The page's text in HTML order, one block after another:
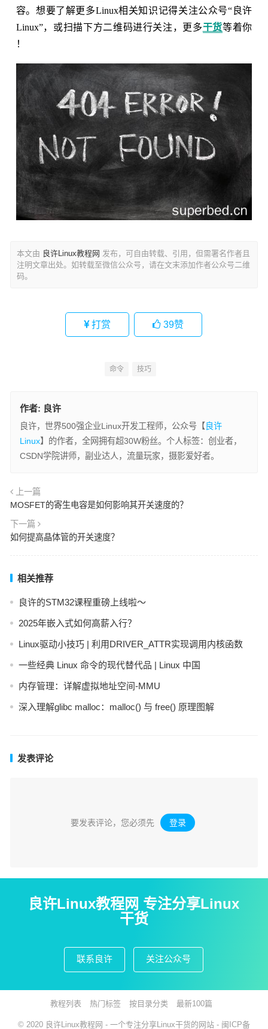
容。想要了解更多Linux相关知识记得关注公众号“良许
Linux”，或扫描下方二维码进行关注，更多干货等着你
！
本文由 良许Linux教程网 发布，可自由转载、引用，但需署名作者且
注明文章出处。如转载至微信公众号，请在文末添加作者公众号二维
码。
打赏 39赞
命令 技巧
作者: 良许
良许，世界500强企业Linux开发工程师，公众号【 良许
Linux】的作者，全网拥有超30W粉丝。个人标签：创业者，
CSDN学院讲师，副业达人，流量玩家，摄影爱好者。
上一篇
MOSFET的寄生电容是如何影响其开关速度的？
下一篇
如何提高晶体管的开关速度？
相关推荐
良许的STM32课程重磅上线啦～
2025年嵌入式如何高薪入行？
Linux驱动小技巧 | 利用DRIVER_ATTR实现调用内核函数
一些经典 Linux 命令的现代替代品 | Linux 中国
内存管理：详解虚拟地址空间-MMU
深入理解glibc malloc：malloc() 与 free() 原理图解
发表评论
要发表评论，您必须先 登录 。
良许Linux教程网 专注分享Linux
干货
联系良许 关注公众号
教程列表 热门标签 按目录分类 最新100篇
© 2020 良许Linux教程网 - 一个专注分享Linux干货的网站 - 闽ICP备